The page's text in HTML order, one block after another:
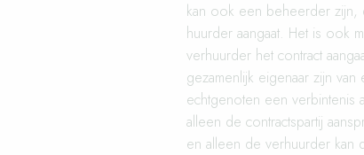
kan ook een beheerder
huurder aangaat. Het is ook
verhuurder het contract
gezamenlijk eigenaar zijn
echtgenoten een verbintenis
alleen de contractspartij
en alleen de verhuurder kan